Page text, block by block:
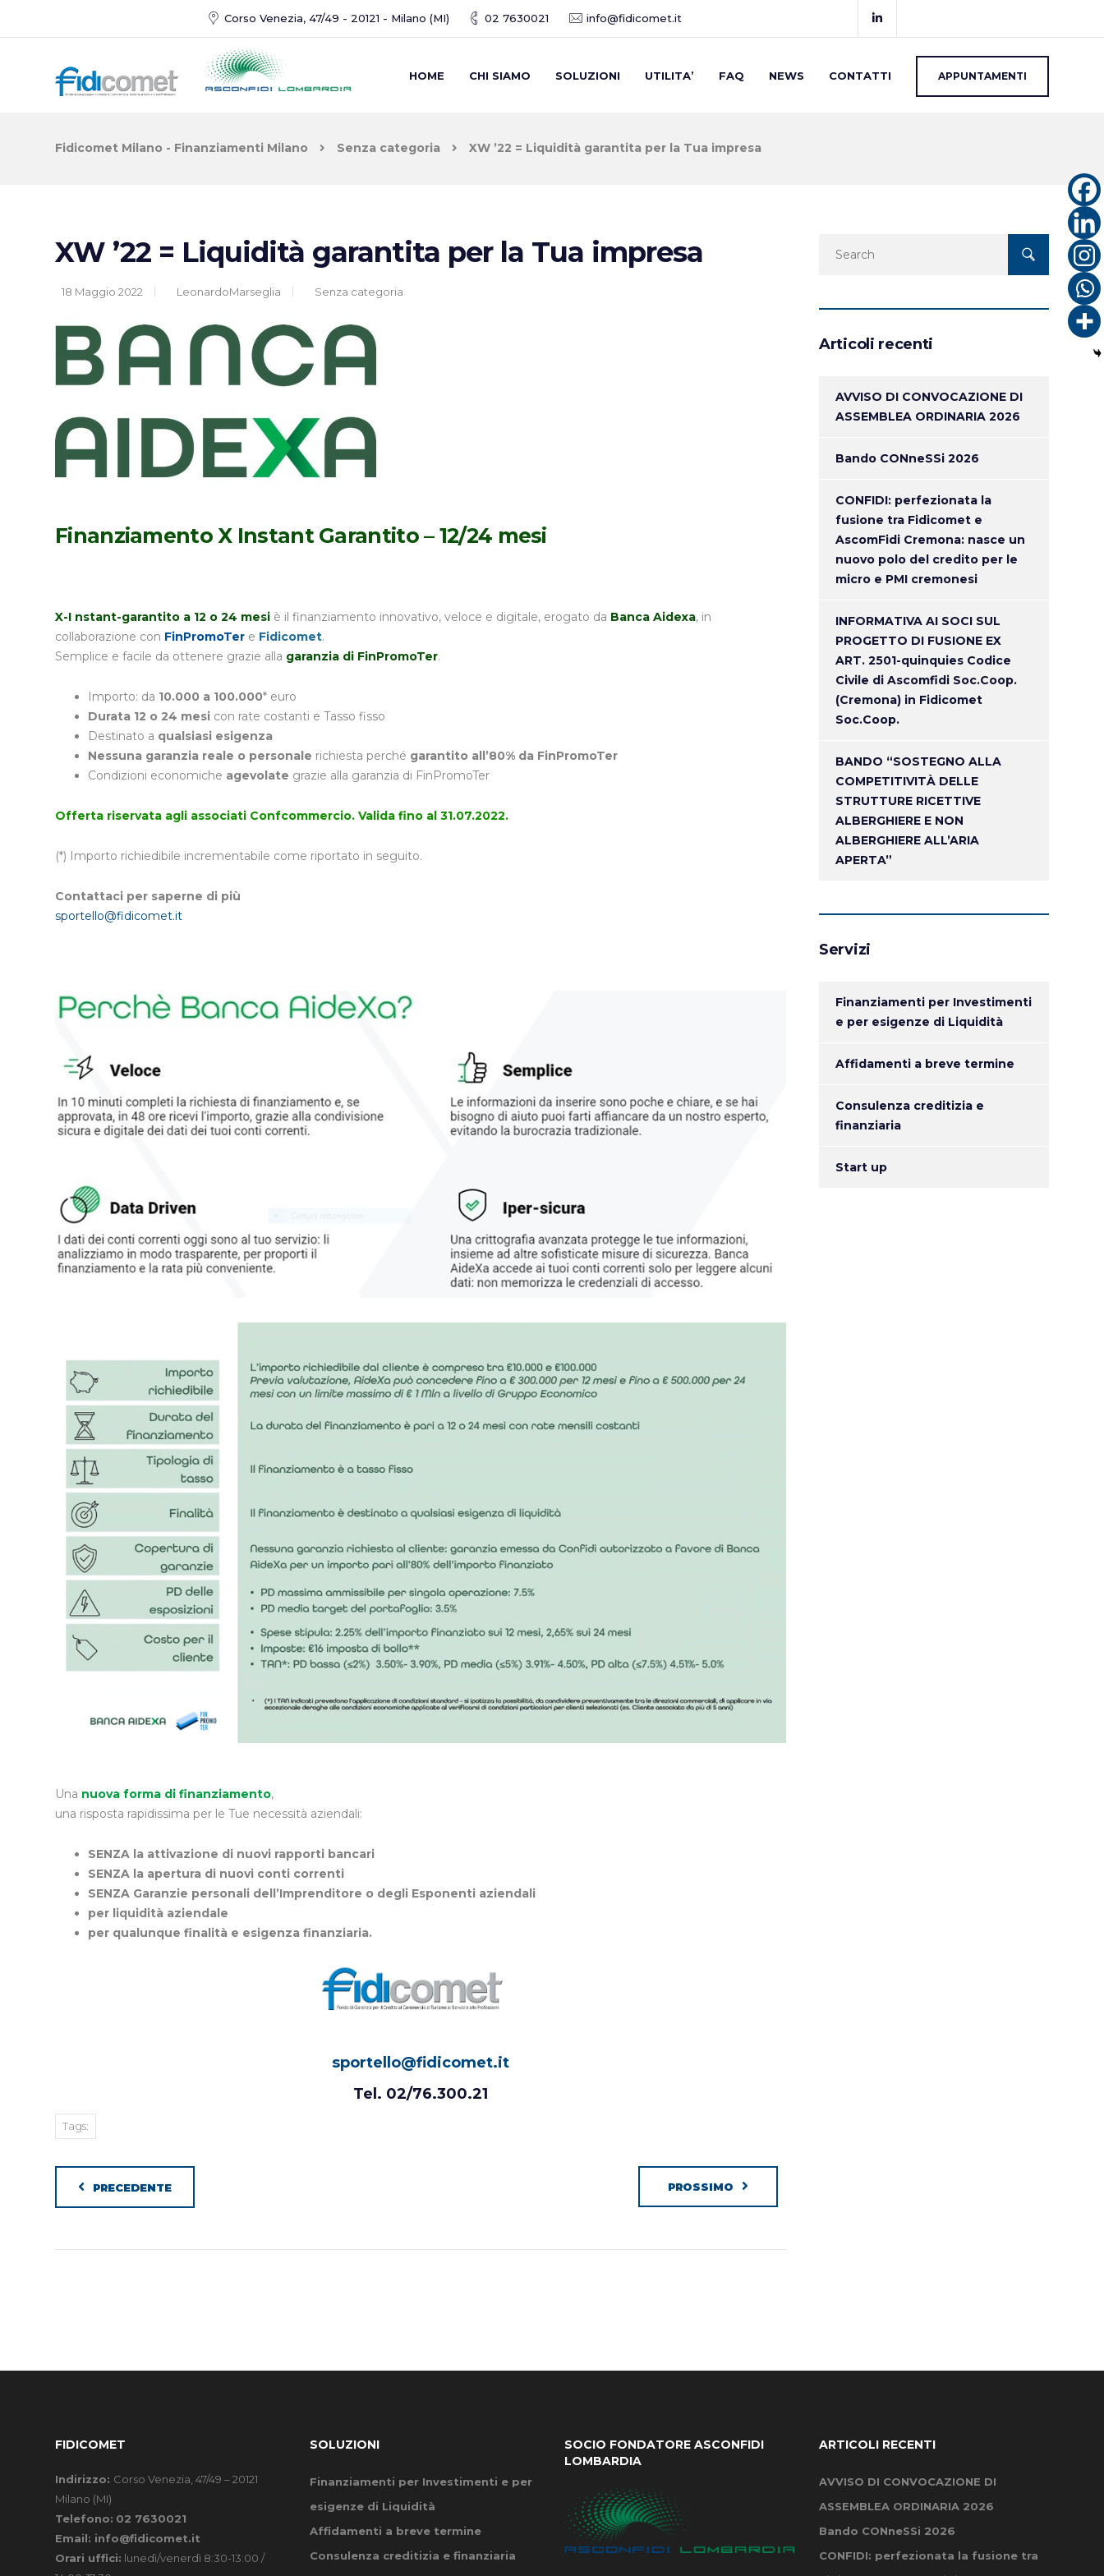
Corso Venezia, 47/49 - 20121 - Milano (MI) 02 7630021 info@fidicomet.it
HOME CHI SIAMO SOLUZIONI UTILITA’ FAQ NEWS CONTATTI APPUNTAMENTI
Fidicomet Milano - Finanziamenti Milano Senza categoria XW ’22 = Liquidità garantita per la Tua impresa
XW ’22 = Liquidità garantita per la Tua impresa
18 Maggio 2022 LeonardoMarseglia Senza categoria
Finanziamento X Instant Garantito – 12/24 mesi
X-I nstant-garantito a 12 o 24 mesi è il finanziamento innovativo, veloce e digitale, erogato da Banca Aidexa, in
collaborazione con FinPromoTer e Fidicomet.
Semplice e facile da ottenere grazie alla garanzia di FinPromoTer.
Importo: da 10.000 a 100.000* euro
Durata 12 o 24 mesi con rate costanti e Tasso fisso
Destinato a qualsiasi esigenza
Nessuna garanzia reale o personale richiesta perché garantito all’80% da FinPromoTer
Condizioni economiche agevolate grazie alla garanzia di FinPromoTer
Offerta riservata agli associati Confcommercio. Valida fino al 31.07.2022.
(*) Importo richiedibile incrementabile come riportato in seguito.
Contattaci per saperne di più
sportello@fidicomet.it
Una nuova forma di finanziamento,
una risposta rapidissima per le Tue necessità aziendali:
SENZA la attivazione di nuovi rapporti bancari
SENZA la apertura di nuovi conti correnti
SENZA Garanzie personali dell’Imprenditore o degli Esponenti aziendali
per liquidità aziendale
per qualunque finalità e esigenza finanziaria.
sportello@fidicomet.it
Tel. 02/76.300.21
Tags:
PRECEDENTE PROSSIMO
Articoli recenti
AVVISO DI CONVOCAZIONE DI
ASSEMBLEA ORDINARIA 2026
Bando CONneSSi 2026
CONFIDI: perfezionata la
fusione tra Fidicomet e
AscomFidi Cremona: nasce un
nuovo polo del credito per le
micro e PMI cremonesi
INFORMATIVA AI SOCI SUL
PROGETTO DI FUSIONE EX
ART. 2501-quinquies Codice
Civile di Ascomfidi Soc.Coop.
(Cremona) in Fidicomet
Soc.Coop.
BANDO “SOSTEGNO ALLA
COMPETITIVITÀ DELLE
STRUTTURE RICETTIVE
ALBERGHIERE E NON
ALBERGHIERE ALL’ARIA
APERTA”
Servizi
Finanziamenti per Investimenti
e per esigenze di Liquidità
Affidamenti a breve termine
Consulenza creditizia e
finanziaria
Start up
FIDICOMET
Indirizzo: Corso Venezia, 47/49 – 20121
Milano (MI)
Telefono: 02 7630021
Email: info@fidicomet.it
Orari uffici: lunedì/venerdì 8:30-13:00 /
SOLUZIONI
Finanziamenti per Investimenti e per
esigenze di Liquidità
Affidamenti a breve termine
Consulenza creditizia e finanziaria
SOCIO FONDATORE ASCONFIDI
LOMBARDIA
ARTICOLI RECENTI
AVVISO DI CONVOCAZIONE DI
ASSEMBLEA ORDINARIA 2026
Bando CONneSSi 2026
CONFIDI: perfezionata la fusione tra